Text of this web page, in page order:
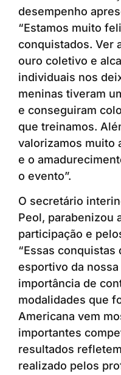
desempenho
“Estamos muito
conquistados. Ver
ouro coletivo e
individuais nos
meninas tiveram
e conseguiram
que treinamos.
valorizamos muito
e o
o evento”.
O secretário
Peol, parabenizou
participação e
“Essas
esportivo da
importância de
modalidades que
Americana vem
importantes
resultados
realizado pelos